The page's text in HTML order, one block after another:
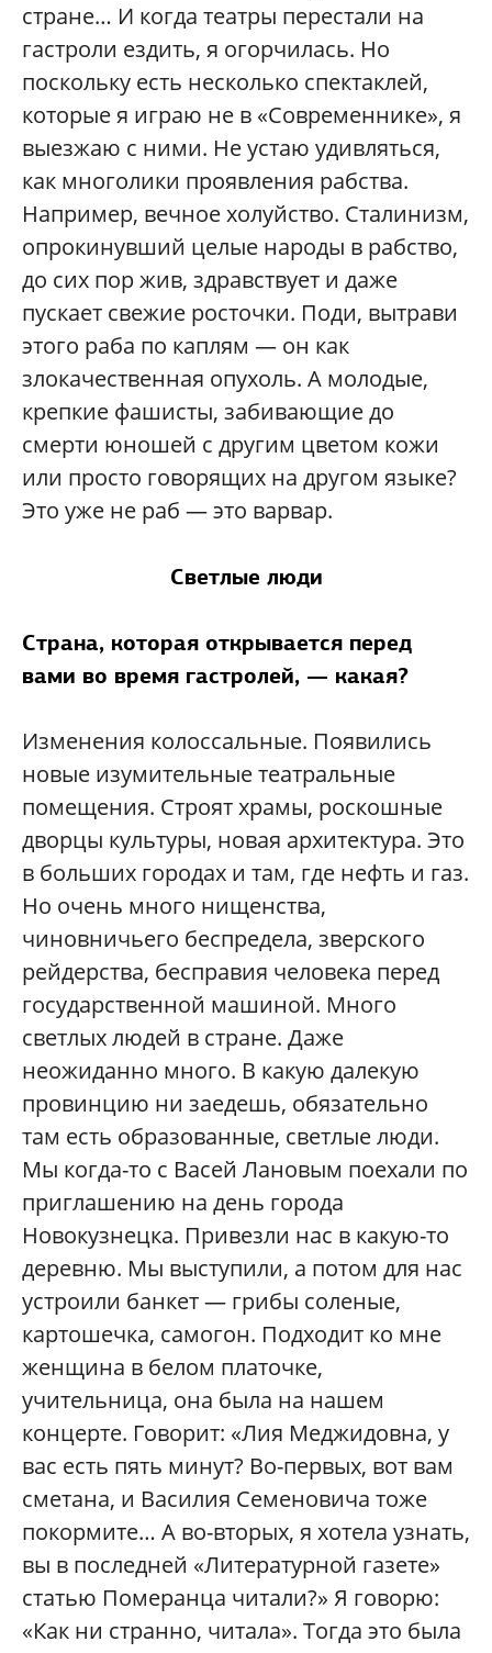
стране… И когда театры перестали на
гастроли ездить, я огорчилась. Но
поскольку есть несколько спектаклей,
которые я играю не в «Современнике», я
выезжаю с ними. Не устаю удивляться,
как многолики проявления рабства.
Например, вечное холуйство. Сталинизм,
опрокинувший целые народы в рабство,
до сих пор жив, здравствует и даже
пускает свежие росточки. Поди, вытрави
этого раба по каплям — он как
злокачественная опухоль. А молодые,
крепкие фашисты, забивающие до
смерти юношей с другим цветом кожи
или просто говорящих на другом языке?
Это уже не раб — это варвар.
Светлые люди
Страна, которая открывается перед
вами во время гастролей, — какая?
Изменения колоссальные. Появились
новые изумительные театральные
помещения. Строят храмы, роскошные
дворцы культуры, новая архитектура. Это
в больших городах и там, где нефть и газ.
Но очень много нищенства,
чиновничьего беспредела, зверского
рейдерства, бесправия человека перед
государственной машиной. Много
светлых людей в стране. Даже
неожиданно много. В какую далекую
провинцию ни заедешь, обязательно
там есть образованные, светлые люди.
Мы когда-то с Васей Лановым поехали по
приглашению на день города
Новокузнецка. Привезли нас в какую-то
деревню. Мы выступили, а потом для нас
устроили банкет — грибы соленые,
картошечка, самогон. Подходит ко мне
женщина в белом платочке,
учительница, она была на нашем
концерте. Говорит: «Лия Меджидовна, у
вас есть пять минут? Во-первых, вот вам
сметана, и Василия Семеновича тоже
покормите… А во-вторых, я хотела узнать,
вы в последней «Литературной газете»
статью Померанца читали?» Я говорю:
«Как ни странно, читала». Тогда это была